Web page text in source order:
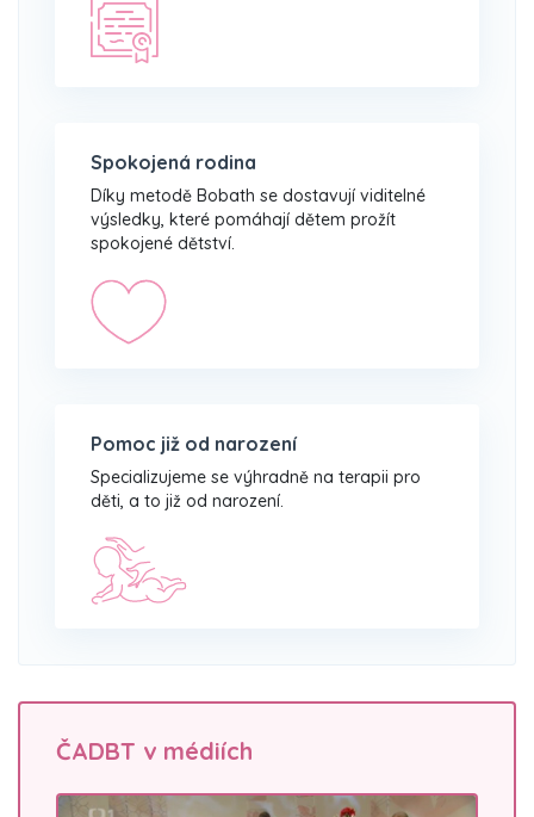
Spokojená rodina
Díky metodě Bobath se dostavují viditelné
výsledky, které pomáhají dětem prožít
spokojené dětství.
Pomoc již od narození
Specializujeme se výhradně na terapii pro
děti, a to již od narození.
ČADBT v médiích